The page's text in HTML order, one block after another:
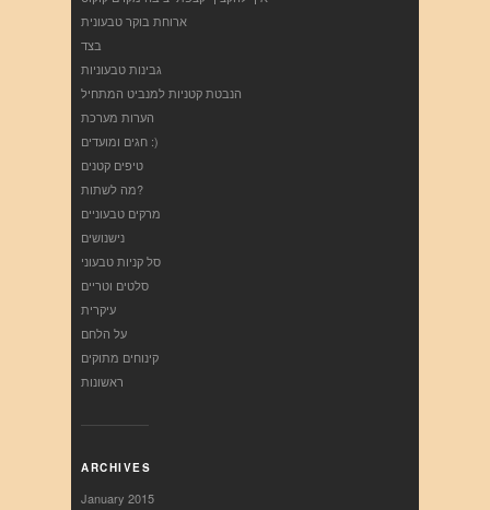
ארוחת בוקר טבעונית
בצד
גבינות טבעוניות
הנבטת קטניות למנביט המתחיל
הערות מערכת
חגים ומועדים :)
טיפים קטנים
מה לשתות?
מרקים טבעוניים
נישנושים
סל קניות טבעוני
סלטים וטריים
עיקרית
על הלחם
קינוחים מתוקים
ראשונות
ARCHIVES
January 2015